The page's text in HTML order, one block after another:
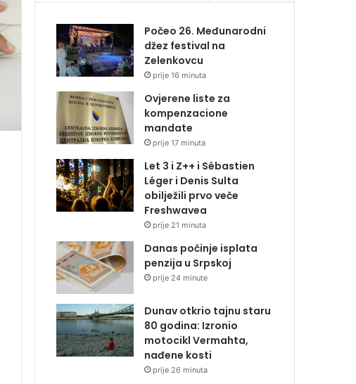
Počeo 26. Međunarodni
džez festival na
Zelenkovcu
prije 16 minuta
Ovjerene liste za
kompenzacione
mandate
prije 17 minuta
Let 3 i Z++ i Sébastien
Léger i Denis Sulta
obilježili prvo veče
Freshwavea
prije 21 minuta
Danas počinje isplata
penzija u Srpskoj
prije 24 minute
Dunav otkrio tajnu staru
80 godina: Izronio
motocikl Vermahta,
nađene kosti
prije 26 minuta